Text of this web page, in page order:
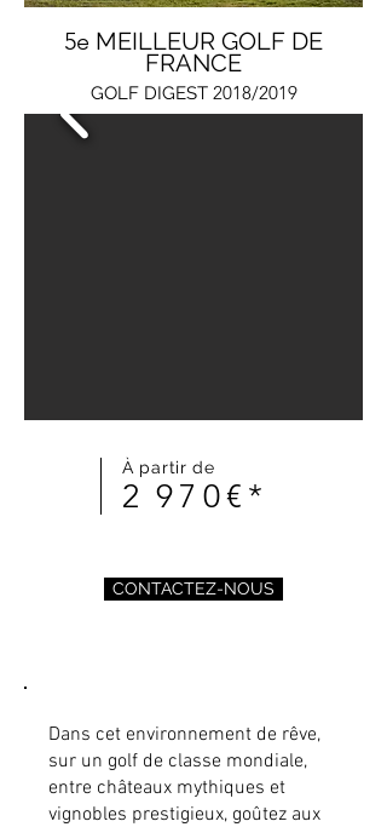
5e MEILLEUR GOLF DE
FRANCE
GOLF DIGEST 2018/2019
À partir de
2 970€*
CONTACTEZ-NOUS
Dans cet environnement de rêve,
sur un golf de classe mondiale,
entre châteaux mythiques et
vignobles prestigieux, goûtez aux